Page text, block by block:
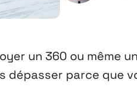
un 360 ou même
dépasser parce que